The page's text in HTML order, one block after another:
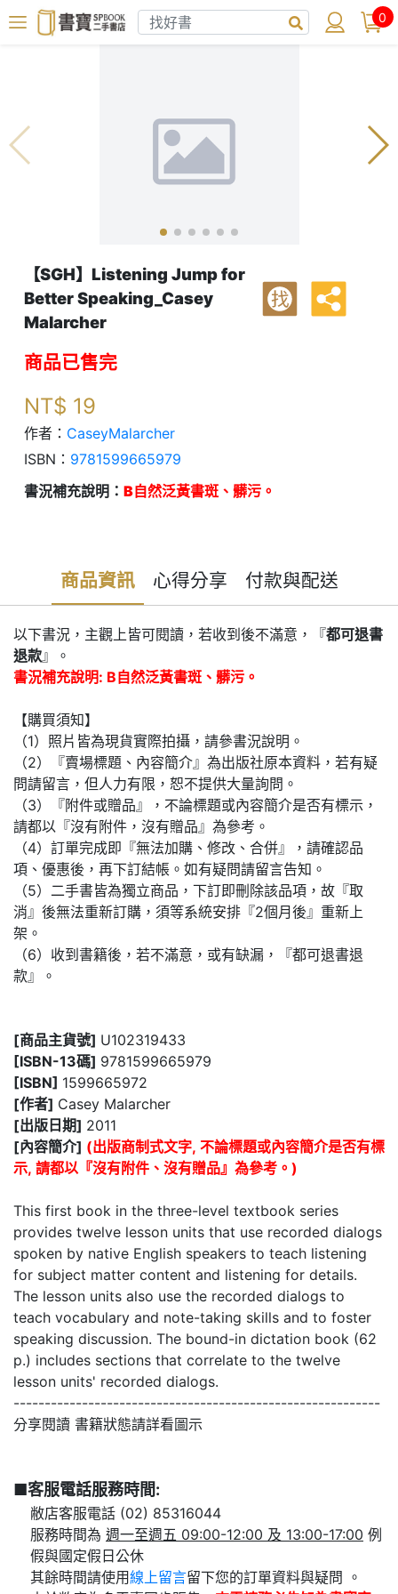
0
【SGH】Listening Jump for
Better Speaking_Casey
Malarcher
找
商品已售完
NT$ 19
作者： CaseyMalarcher
ISBN： 9781599665979
書況補充說明： B自然泛黃書斑、髒污。
商品資訊 心得分享 付款與配送
以下書況，主觀上皆可閱讀，若收到後不滿意，『都可退書
退款』。
書況補充說明: B自然泛黃書斑、髒污。
【購買須知】
（1）照片皆為現貨實際拍攝，請參書況說明。
（2）『賣場標題、內容簡介』為出版社原本資料，若有疑
問請留言，但人力有限，恕不提供大量詢問。
（3）『附件或贈品』，不論標題或內容簡介是否有標示，
請都以『沒有附件，沒有贈品』為參考。
（4）訂單完成即『無法加購、修改、合併』，請確認品
項、優惠後，再下訂結帳。如有疑問請留言告知。
（5）二手書皆為獨立商品，下訂即刪除該品項，故『取
消』後無法重新訂購，須等系統安排『2個月後』重新上
架。
（6）收到書籍後，若不滿意，或有缺漏，『都可退書退
款』。
[商品主貨號] U102319433
[ISBN-13碼] 9781599665979
[ISBN] 1599665972
[作者] Casey Malarcher
[出版日期] 2011
[內容簡介] (出版商制式文字, 不論標題或內容簡介是否有標
示, 請都以『沒有附件、沒有贈品』為參考。)
This first book in the three-level textbook series
provides twelve lesson units that use recorded dialogs
spoken by native English speakers to teach listening
for subject matter content and listening for details.
The lesson units also use the recorded dialogs to
teach vocabulary and note-taking skills and to foster
speaking discussion. The bound-in dictation book (62
p.) includes sections that correlate to the twelve
lesson units' recorded dialogs.
-----------------------------------------------------------
分享閱讀 書籍狀態請詳看圖示
■客服電話服務時間:
敝店客服電話 (02) 85316044
服務時間為 週一至週五 09:00-12:00 及 13:00-17:00 例
假與國定假日公休
其餘時間請使用線上留言
留下您的訂單資料與疑問 。